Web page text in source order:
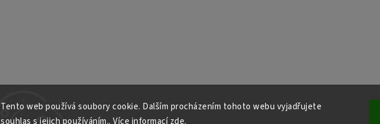
Tento web používá soubory cookie. Dalším procházením tohoto webu vyjadřujete
souhlas s jejich používáním.. Více informacízde.